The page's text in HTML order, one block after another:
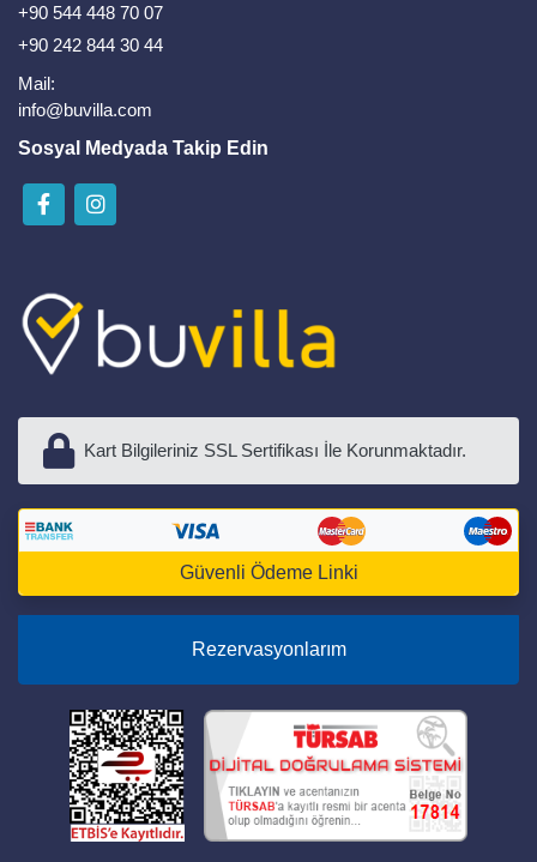
+90 544 448 70 07
+90 242 844 30 44
Mail:
info@buvilla.com
Sosyal Medyada Takip Edin
Kart Bilgileriniz SSL Sertifikası İle Korunmaktadır.
Güvenli Ödeme Linki
Rezervasyonlarım